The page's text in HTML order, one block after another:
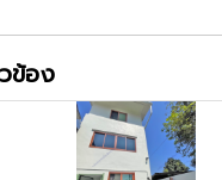
ข้อง